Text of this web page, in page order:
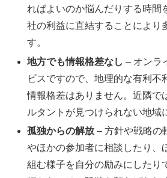
ればよいのか悩んだりする時間
社の利益に直結することにより
す。
地方でも情報格差なし – オンラ
ビスですので、地理的な有利不
情報格差はありません。近隣で
ルタントが見つけられない地域
孤独からの解放 – 方針や戦略の
やほかの参加者に相談したり、
組む様子を自分の励みにしたり